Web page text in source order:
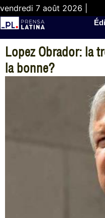
vendredi 7 août 2026 |
Lopez Obrador: la
la bonne?